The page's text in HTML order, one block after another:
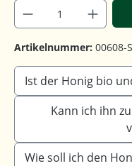
Artikelnummer: 00608-
Ist der Honig bio
Kann ich ihn
Wie soll ich den